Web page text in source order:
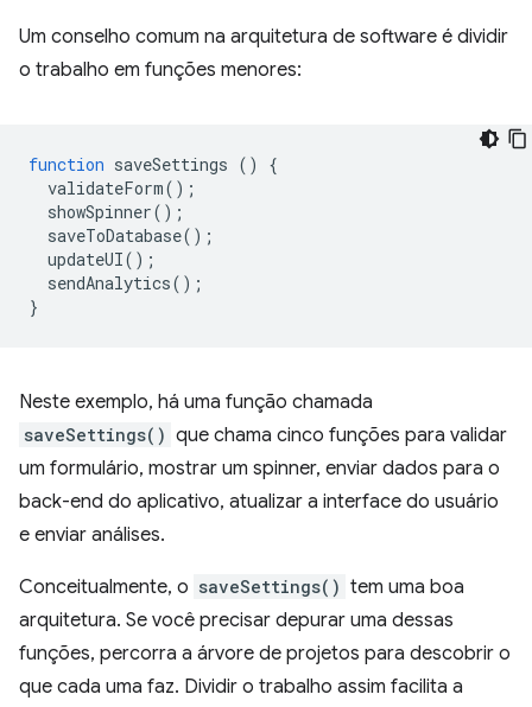
Um conselho comum na arquitetura de software é dividir
o trabalho em funções menores:
function saveSettings ()
{
validateForm();
showSpinner();
saveToDatabase();
updateUI();
sendAnalytics();
}
Neste exemplo, há uma função chamada
saveSettings() que chama cinco funções para validar
um formulário, mostrar um spinner, enviar dados para o
back-end do aplicativo, atualizar a interface do usuário
e enviar análises.
Conceitualmente, o saveSettings() tem uma boa
arquitetura. Se você precisar depurar uma dessas
funções, percorra a árvore de projetos para descobrir o
que cada uma faz. Dividir o trabalho assim facilita a